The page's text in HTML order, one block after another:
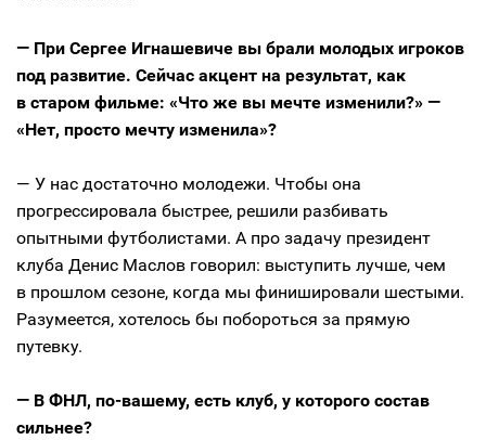
— При Сергее Игнашевиче вы брали молодых игроков
под развитие. Сейчас акцент на результат, как
в старом фильме: «Что же вы мечте изменили?» —
«Нет, просто мечту изменила»?
— У нас достаточно молодежи. Чтобы она
прогрессировала быстрее, решили разбивать
опытными футболистами. А про задачу президент
клуба Денис Маслов говорил: выступить лучше, чем
в прошлом сезоне, когда мы финишировали шестыми.
Разумеется, хотелось бы побороться за прямую
путевку.
— В ФНЛ, по-вашему, есть клуб, у которого состав
сильнее?